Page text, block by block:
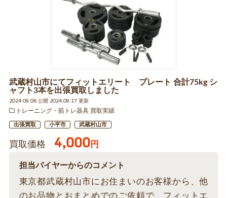
武蔵村山市にてフィットエリート プレート 合計75kg シ
ャフト3本を出張買取しました
2024.09.06 公開 2024.09.17 更新
トレーニング・筋トレ器具 買取実績
出張買取 小平市 武蔵村山市
買取価格 4,000円
担当バイヤーからのコメント
東京都武蔵村山市にお住まいのお客様から、他
のお品物とおまとめでのご依頼で、フィットエ